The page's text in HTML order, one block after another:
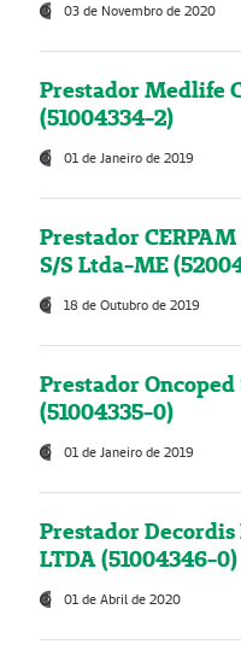
03 de Novembro de 2020
Prestador Medlife
(51004334-2)
01 de Janeiro de 2019
Prestador
S/S Ltda-ME
18 de Outubro de 2019
Prestador
(51004335-0)
01 de Janeiro de 2019
Prestador
LTDA (51004346-0)
01 de Abril de 2020